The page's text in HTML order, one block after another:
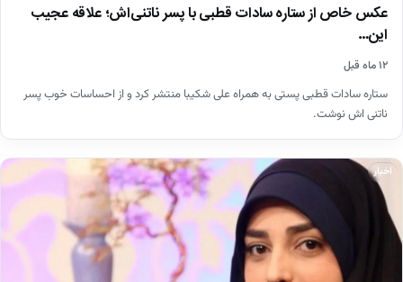
عکس خاص از ستاره سادات قطبی با پسر ناتنی‌اش؛ علاقه عجیب
این…
۱۲ ماه قبل
ستاره سادات قطبی پستی به همراه علی شکیبا منتشر کرد و از احساسات خوب پسر
ناتنی اش نوشت.
اخبار